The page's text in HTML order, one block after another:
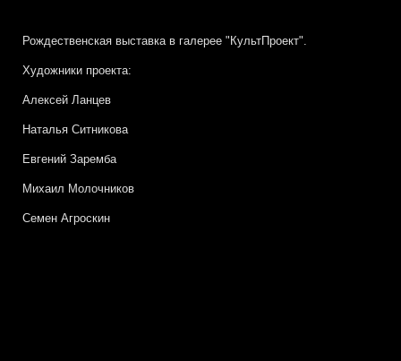
Рождественская выставка в галерее "КультПроект".
Художники проекта:
Алексей Ланцев
Наталья Ситникова
Евгений Заремба
Михаил Молочников
Семен Агроскин